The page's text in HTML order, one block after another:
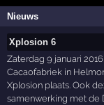
Nieuws
Xplosion 6
Zaterdag 9 januari
Cacaofabriek in
Xplosion plaats. Ook
samenwerking met de